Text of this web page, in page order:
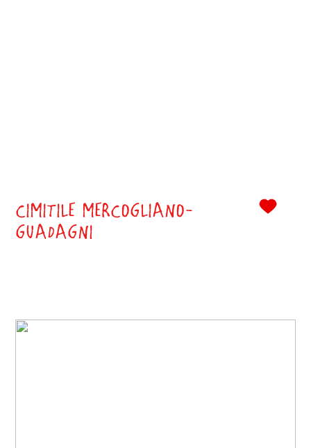
CIMITILE MERCOGLIANO-
GUADAGNI